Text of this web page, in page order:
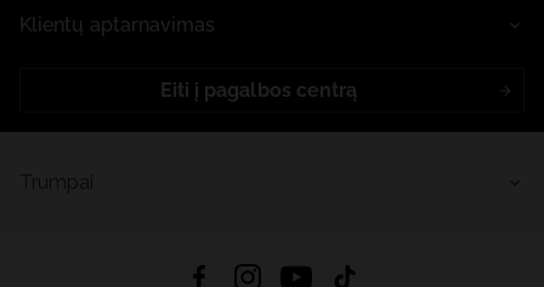
Klientų aptarnavimas
Eiti į pagalbos centrą